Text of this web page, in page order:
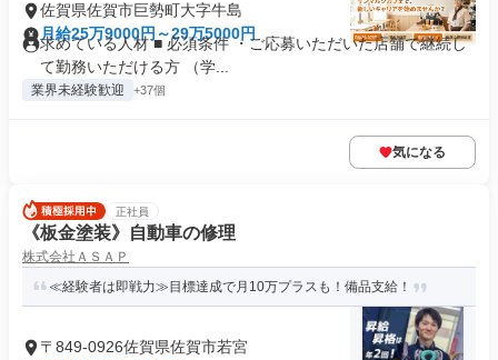
佐賀県佐賀市巨勢町大字牛島
月給25万9000円～29万5000円
求めている人材 ■ 必須条件 ・ご応募いただいた店舗で継続し
て勤務いただける方 （学...
業界未経験歓迎 +37個
気になる
正社員
《板金塗装》自動車の修理
株式会社ＡＳＡＰ
≪経験者は即戦力≫目標達成で月10万プラスも！備品支給！
〒849-0926佐賀県佐賀市若宮